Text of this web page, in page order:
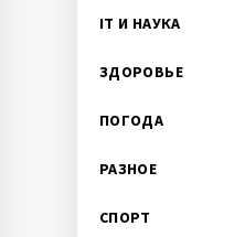
IT И НАУКА
ЗДОРОВЬЕ
ПОГОДА
РАЗНОЕ
СПОРТ